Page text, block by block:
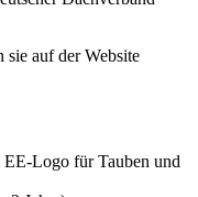
auf der Website
Logo für Tauben und